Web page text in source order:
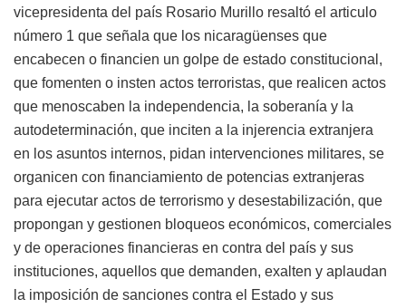
vicepresidenta del país Rosario Murillo resaltó el articulo
número 1 que señala que los nicaragüenses que
encabecen o financien un golpe de estado constitucional,
que fomenten o insten actos terroristas, que realicen actos
que menoscaben la independencia, la soberanía y la
autodeterminación, que inciten a la injerencia extranjera
en los asuntos internos, pidan intervenciones militares, se
organicen con financiamiento de potencias extranjeras
para ejecutar actos de terrorismo y desestabilización, que
propongan y gestionen bloqueos económicos, comerciales
y de operaciones financieras en contra del país y sus
instituciones, aquellos que demanden, exalten y aplaudan
la imposición de sanciones contra el Estado y sus